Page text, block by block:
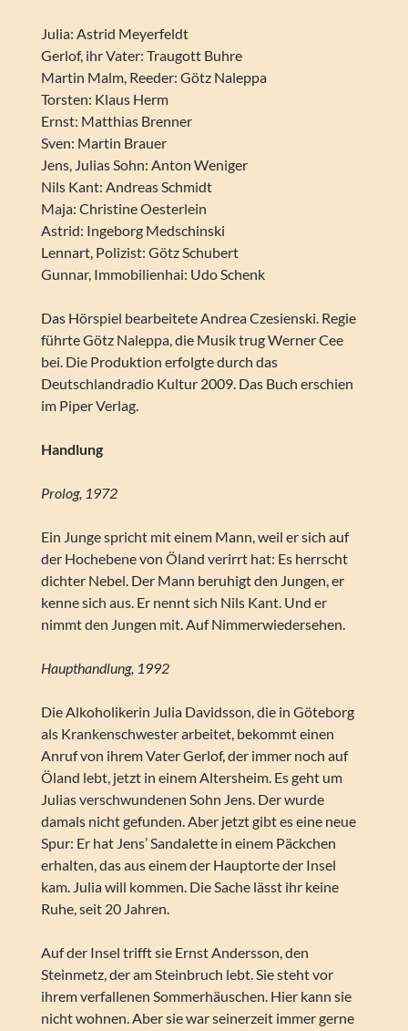
Julia: Astrid Meyerfeldt
Gerlof, ihr Vater: Traugott Buhre
Martin Malm, Reeder: Götz Naleppa
Torsten: Klaus Herm
Ernst: Matthias Brenner
Sven: Martin Brauer
Jens, Julias Sohn: Anton Weniger
Nils Kant: Andreas Schmidt
Maja: Christine Oesterlein
Astrid: Ingeborg Medschinski
Lennart, Polizist: Götz Schubert
Gunnar, Immobilienhai: Udo Schenk
Das Hörspiel bearbeitete Andrea Czesienski. Regie
führte Götz Naleppa, die Musik trug Werner Cee
bei. Die Produktion erfolgte durch das
Deutschlandradio Kultur 2009. Das Buch erschien
im Piper Verlag.
Handlung
Prolog, 1972
Ein Junge spricht mit einem Mann, weil er sich auf
der Hochebene von Öland verirrt hat: Es herrscht
dichter Nebel. Der Mann beruhigt den Jungen, er
kenne sich aus. Er nennt sich Nils Kant. Und er
nimmt den Jungen mit. Auf Nimmerwiedersehen.
Haupthandlung, 1992
Die Alkoholikerin Julia Davidsson, die in Göteborg
als Krankenschwester arbeitet, bekommt einen
Anruf von ihrem Vater Gerlof, der immer noch auf
Öland lebt, jetzt in einem Altersheim. Es geht um
Julias verschwundenen Sohn Jens. Der wurde
damals nicht gefunden. Aber jetzt gibt es eine neue
Spur: Er hat Jens’ Sandalette in einem Päckchen
erhalten, das aus einem der Hauptorte der Insel
kam. Julia will kommen. Die Sache lässt ihr keine
Ruhe, seit 20 Jahren.
Auf der Insel trifft sie Ernst Andersson, den
Steinmetz, der am Steinbruch lebt. Sie steht vor
ihrem verfallenen Sommerhäuschen. Hier kann sie
nicht wohnen. Aber sie war seinerzeit immer gerne